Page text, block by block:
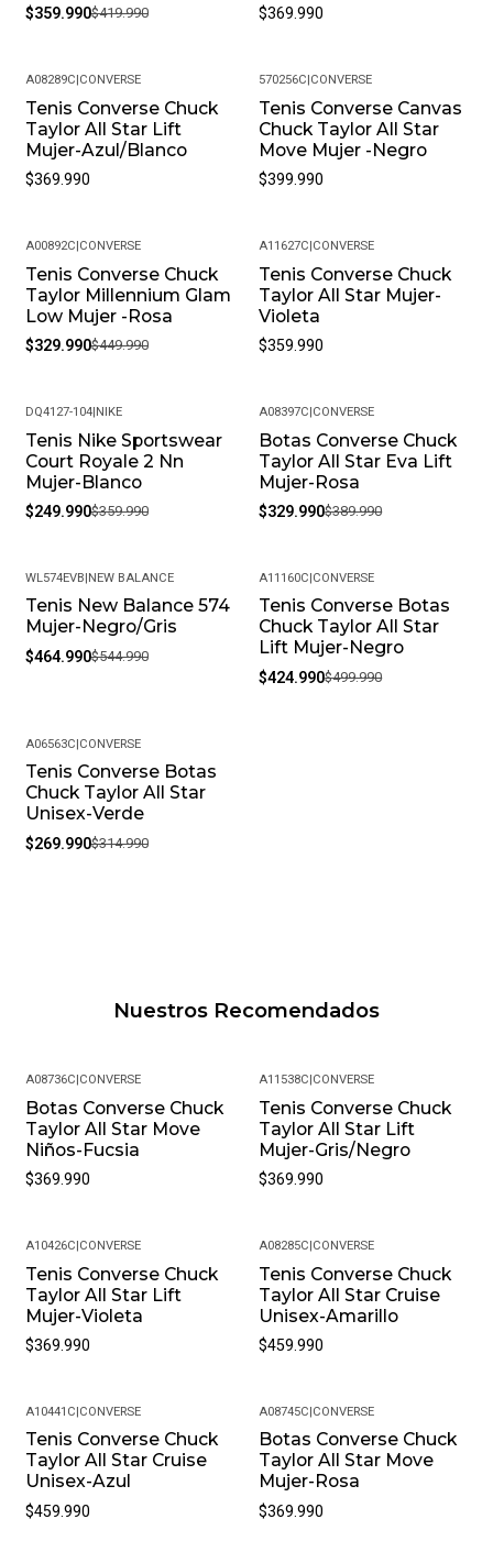
$359.990$419.990 $369.990
A08289C CONVERSE
Tenis Converse Chuck
Taylor All Star Lift
Mujer-Azul/Blanco
$369.990
570256C CONVERSE
Tenis Converse Canvas
Chuck Taylor All Star
Move Mujer -Negro
$399.990
-27%
A00892C|CONVERSE
Tenis Converse Chuck
Taylor Millennium Glam
Low Mujer -Rosa
$329.990$449.990
A11627C|CONVERSE
Tenis Converse Chuck
Taylor All Star Mujer-
Violeta
$359.990
-31%
DQ4127-104|NIKE
Tenis Nike Sportswear
Court Royale 2 Nn
Mujer-Blanco
$249.990$359.990
-15%
A08397C|CONVERSE
Botas Converse Chuck
Taylor All Star Eva Lift
Mujer-Rosa
$329.990$389.990
-15%
WL574EVB|NEW BALANCE
Tenis New Balance 574
Mujer-Negro/Gris
$464.990$544.990
-15%
A11160C|CONVERSE
Tenis Converse Botas
Chuck Taylor All Star
Lift Mujer-Negro
$424.990$499.990
-14%
A06563C|CONVERSE
Tenis Converse Botas
Chuck Taylor All Star
Unisex-Verde
$269.990$314.990
Nuestros Recomendados
A08736C|CONVERSE
Botas Converse Chuck
Taylor All Star Move
Niños-Fucsia
$369.990
A11538C|CONVERSE
Tenis Converse Chuck
Taylor All Star Lift
Mujer-Gris/Negro
$369.990
A10426C|CONVERSE
Tenis Converse Chuck
Taylor All Star Lift
Mujer-Violeta
$369.990
A08285C|CONVERSE
Tenis Converse Chuck
Taylor All Star Cruise
Unisex-Amarillo
$459.990
A10441C|CONVERSE
Tenis Converse Chuck
Taylor All Star Cruise
Unisex-Azul
$459.990
A08745C|CONVERSE
Botas Converse Chuck
Taylor All Star Move
Mujer-Rosa
$369.990